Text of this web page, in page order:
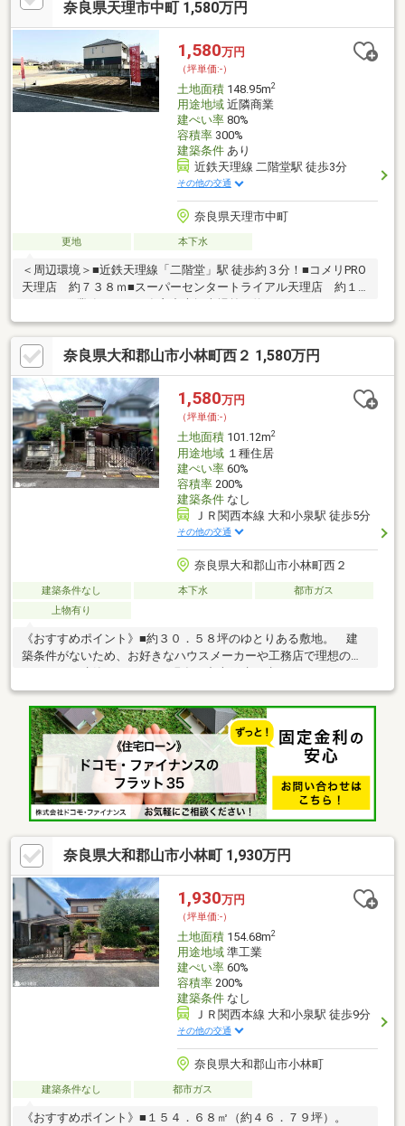
奈良県天理市中町 1,580万円
1,580万円
（坪単価:-）
土地面積148.95m2
用途地域近隣商業
建ぺい率80%
容積率300%
建築条件あり
近鉄天理線 二階堂駅 徒歩3分
その他の交通
奈良県天理市中町
更地 本下水
＜周辺環境＞■近鉄天理線「二階堂」駅 徒歩約３分！■コメリPRO
天理店 約７３８ｍ■スーパーセンタートライアル天理店 約１
奈良県大和郡山市小林町西２ 1,580万円
1,580万円
（坪単価:-）
土地面積101.12m2
用途地域１種住居
建ぺい率60%
容積率200%
建築条件なし
ＪＲ関西本線 大和小泉駅 徒歩5分
その他の交通
奈良県大和郡山市小林町西２
建築条件なし 本下水
都市ガス
上物有り
《おすすめポイント》■約３０．５８坪のゆとりある敷地。 建
築条件がないため、お好きなハウスメーカーや工務店で理想のマ
イホームを建築できます。■現在は中古戸建が建っており、リフ
ォームしてそのままお住まいいただくことも可能です。■前面道
路は北側約６．２ｍとゆとりがあり、車の出し入れもスムー
ズ。 駐車スペース確保も安心です。■ＪＲ大和路線「大和小泉
駅」まで徒歩約５分 コンビニや大和小泉駅東第４号公園までは
徒歩約２分、スーパーまで徒歩約４分と、生活に欠かせない施設
が近く、暮らしやすい住環境です。■物件の詳細などお気軽にお
問い合わせくださいませ。
奈良県大和郡山市小林町 1,930万円
1,930万円
（坪単価:-）
土地面積154.68m2
用途地域準工業
建ぺい率60%
容積率200%
建築条件なし
ＪＲ関西本線 大和小泉駅 徒歩9分
その他の交通
奈良県大和郡山市小林町
建築条件なし 都市ガス
《おすすめポイント》■１５４．６８㎡（約４６．７９坪）。